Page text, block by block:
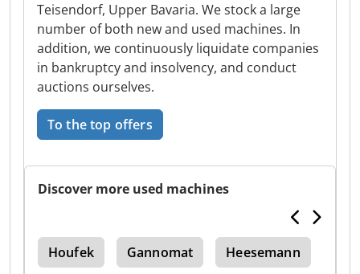
Teisendorf, Upper Bavaria. We stock a large
number of both new and used machines. In
addition, we continuously liquidate companies
in bankruptcy and insolvency, and conduct
auctions ourselves.
To the top offers
Discover more used machines
Houfek Gannomat Heesemann